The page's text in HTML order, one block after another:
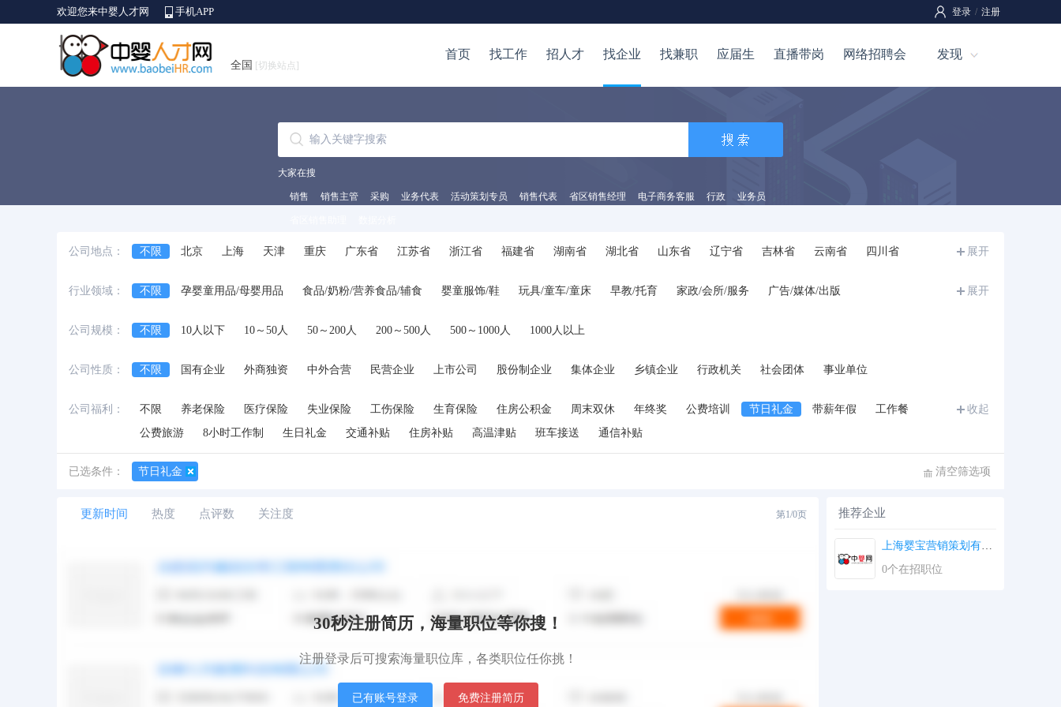
欢迎您来中婴人才网 手机APP 登录 / 注册
全国 [切换站点]
首页 找工作 招人才 找企业 找兼职 应届生 直播带岗 网络招聘会 发现
大家在搜
销售 销售主管 采购 业务代表 活动策划专员 销售代表 省区销售经理 电子商务客服 行政 业务员
公司地点： 不限 北京 上海 天津 重庆 广东省 江苏省 浙江省 福建省 湖南省 湖北省 山东省 辽宁省 吉林省 云南省
四川省
台湾省
香港 澳门 国外
展开
行业领域： 不限 孕婴童用品/母婴用品 食品/奶粉/营养食品/辅食 婴童服饰/鞋 玩具/童车/童床 早教/托育 家政/会所/服务
广告/媒体/出版
展开
公司规模： 不限 10人以下 10～50人 50～200人 200～500人 500～1000人 1000人以上
公司性质： 不限 国有企业 外商独资 中外合营 民营企业 上市公司 股份制企业 集体企业 乡镇企业 行政机关 社会团体 事业单位
公司福利： 不限 养老保险 医疗保险 失业保险 工伤保险 生育保险 住房公积金 周末双休 年终奖 公费培训 节日礼金 带薪年假
工作餐
公费旅游
8小时工作制 生日礼金 交通补贴 住房补贴 高温津贴 班车接送 通信补贴
收起
已选条件： 节日礼金 清空筛选项
更新时间 热度 点评数 关注度 第1/0页
30秒注册简历，海量职位等你搜！
注册登录后可搜索海量职位库，各类职位任你挑！
已有账号登录 免费注册简历
推荐企业
上海婴宝营销策划有限...
0个在招职位